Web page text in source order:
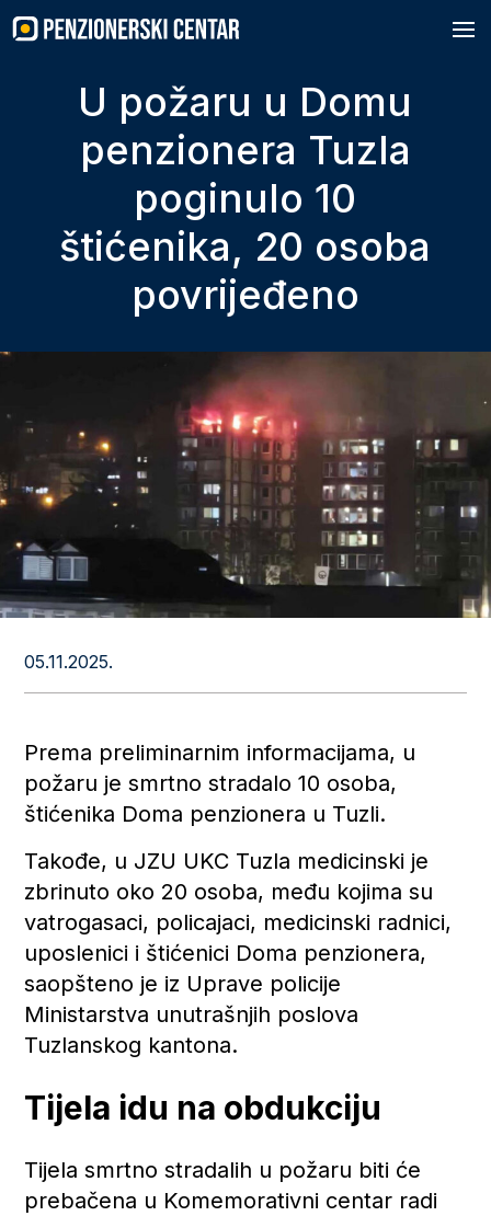
to
content
U požaru u Domu
penzionera Tuzla
poginulo 10
štićenika, 20 osoba
povrijeđeno
05.11.2025.
Prema preliminarnim informacijama, u
požaru je smrtno stradalo 10 osoba,
štićenika Doma penzionera u Tuzli.
Takođe, u JZU UKC Tuzla medicinski je
zbrinuto oko 20 osoba, među kojima su
vatrogasaci, policajaci, medicinski radnici,
uposlenici i štićenici Doma penzionera,
saopšteno je iz Uprave policije
Ministarstva unutrašnjih poslova
Tuzlanskog kantona.
Tijela idu na obdukciju
Tijela smrtno stradalih u požaru biti će
prebačena u Komemorativni centar radi